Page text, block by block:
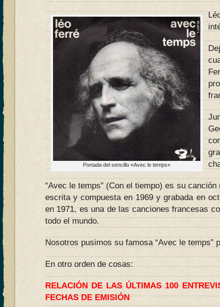
Portada del sencillo «Avec le temps»
“Avec le temps” (Con el tiempo) es su
escrita y compuesta en 1969 y grabada en
en 1971, es una de las canciones francesas
todo el mundo.
Nosotros pusimos su famosa “Avec le temps”
En otro orden de cosas:
RELACIÓN DE LAS ÚLTIMAS 100
FECHAS DE EMISIÓN